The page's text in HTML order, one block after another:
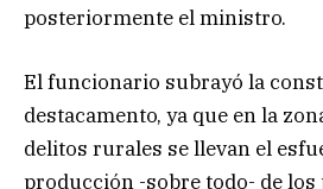
posteriormente el ministro.
El funcionario subrayó la
destacamento, ya que en la
delitos rurales se llevan el
producción -sobre todo- de los